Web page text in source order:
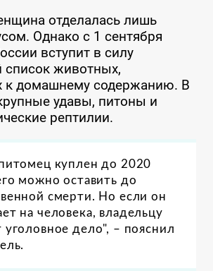
отделалась лишь
Однако с 1 сентября
вступит в силу
животных,
к домашнему содержанию. В
удавы, питоны и
рептилии.
куплен до 2020
можно оставить до
смерти. Но если он
на человека, владельцу
уголовное дело", – пояснил